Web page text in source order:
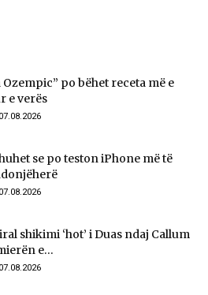
Ozempic” po bëhet receta më e
e verës
se po teston iPhone më të
shikimi ‘hot’ i Duas ndaj Callum
e...